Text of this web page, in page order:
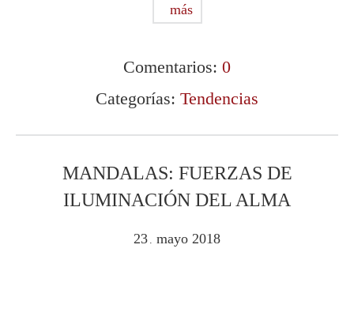
más
Comentarios: 0
Categorías: Tendencias
MANDALAS: FUERZAS DE
ILUMINACIÓN DEL ALMA
23 mayo 2018